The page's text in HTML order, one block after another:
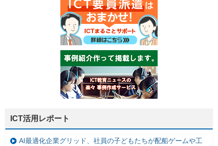
ICT活用レポート
AI最適化企業グリッド、社員の子どもたちが配船ゲームや工